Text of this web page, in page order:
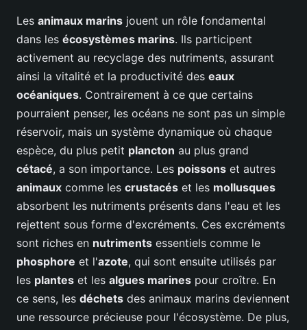
Les animaux marins jouent un rôle fondamental
dans les écosystèmes marins. Ils participent
activement au recyclage des nutriments, assurant
ainsi la vitalité et la productivité des eaux
océaniques. Contrairement à ce que certains
pourraient penser, les océans ne sont pas un simple
réservoir, mais un système dynamique où chaque
espèce, du plus petit plancton au plus grand
cétacé, a son importance. Les poissons et autres
animaux comme les crustacés et les mollusques
absorbent les nutriments présents dans l'eau et les
rejettent sous forme d'excréments. Ces excréments
sont riches en nutriments essentiels comme le
phosphore et l'azote, qui sont ensuite utilisés par
les plantes et les algues marines pour croître. En
ce sens, les déchets des animaux marins deviennent
une ressource précieuse pour l'écosystème. De plus,